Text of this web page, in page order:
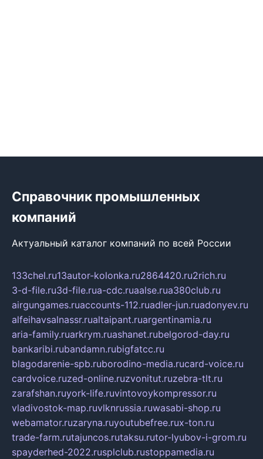
Справочник промышленных
компаний
Актуальный каталог компаний по всей России
133chel.ru13autor-kolonka.ru2864420.ru2rich.ru
3-d-file.ru3d-file.rua-cdc.ruaalse.rua380club.ru
airgungames.ruaccounts-112.ruadler-jun.ruadonyev.ru
alfeihavsalnassr.rualtaipant.ruargentinamia.ru
aria-family.ruarkrym.ruashanet.rubelgorod-day.ru
bankaribi.rubandamn.rubigfatcc.ru
blagodarenie-spb.ruborodino-media.rucard-voice.ru
cardvoice.ruzed-online.ruzvonitut.ruzebra-tlt.ru
zarafshan.ruyork-life.ruvintovoykompressor.ru
vladivostok-map.ruvlknrussia.ruwasabi-shop.ru
webamator.ruzaryna.ruyoutubefree.rux-ton.ru
trade-farm.rutajuncos.rutaksu.rutor-lyubov-i-grom.ru
spayderhed-2022.rusplclub.rustoppamedia.ru